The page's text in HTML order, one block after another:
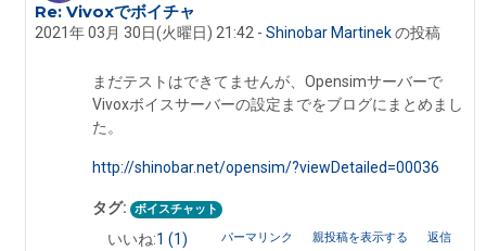
Shinobar Martinek への返信
Re: Vivoxでボイチャ
2021年 03月 30日(火曜日) 21:42 - Shinobar Martinekの投稿
まだテストはできてませんが、Opensimサーバーで
Vivoxボイスサーバーの設定までをブログにまとめまし
た。
http://shinobar.net/opensim/?viewDetailed=00036
タグ: ボイスチャット
いいね:1 (1) パーマリンク 親投稿を表示する 返信